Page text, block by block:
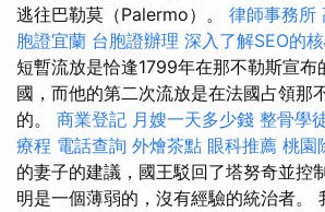
逃往巴勒莫（Palermo）。 律師事務所
胞證宜蘭 台胞證辦理 深入了解SEO的
短暫流放是恰逢1799年在那不勒斯宣布
國，而他的第二次流放是在法國占領那
的。 商業登記 月嫂一天多少錢 整骨學
療程 電話查詢 外燴茶點 眼科推薦 桃園
的妻子的建議，國王駁回了塔努奇並控
明是一個薄弱的，沒有經驗的統治者。